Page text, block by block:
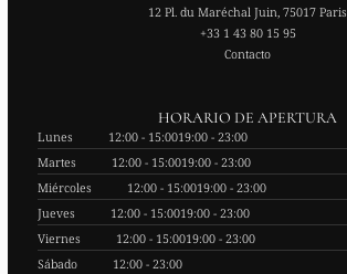
12 Pl. du Maréchal Juin, 75017 Paris
+33 1 43 80 15 95
Contacto
HORARIO DE APERTURA
Lunes 12:00 - 15:0019:00 - 23:00
Martes
12:00 - 15:0019:00 - 23:00
Miércoles
12:00 - 15:0019:00 - 23:00
Jueves
12:00 - 15:0019:00 - 23:00
Viernes
12:00 - 15:0019:00 - 23:00
Sábado
12:00 - 23:00